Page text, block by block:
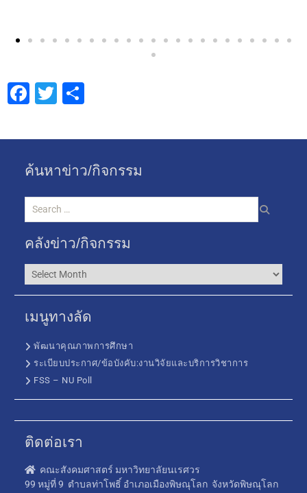
Facebook
Twitter
ค้นหาข่าว/กิจกรรม
คลังข่าว/กิจกรรม
เมนูทางลัด
พัฒนาคุณภาพการศึกษา
ระเบียบประกาศ/ข้อบังคับ:งานวิจัยและบริการวิชาการ
FSS – NU Poll
ติดต่อเรา
คณะสังคมศาสตร์ มหาวิทยาลัยนเรศวร
99 หมู่ที่ 9 ตำบลท่าโพธิ์ อำเภอเมืองพิษณุโลก จังหวัดพิษณุโลก